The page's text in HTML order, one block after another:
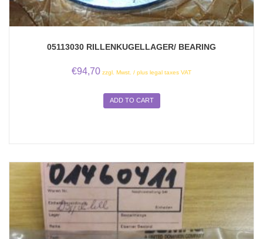
05113030 RILLENKUGELLAGER/ BEARING
€94,70 zzgl. Mwst. / plus legal taxes VAT
ADD TO CART